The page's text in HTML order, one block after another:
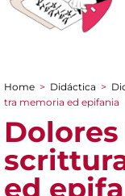
You are here
Home > Didáctica >
tra memoria ed epifania
ed